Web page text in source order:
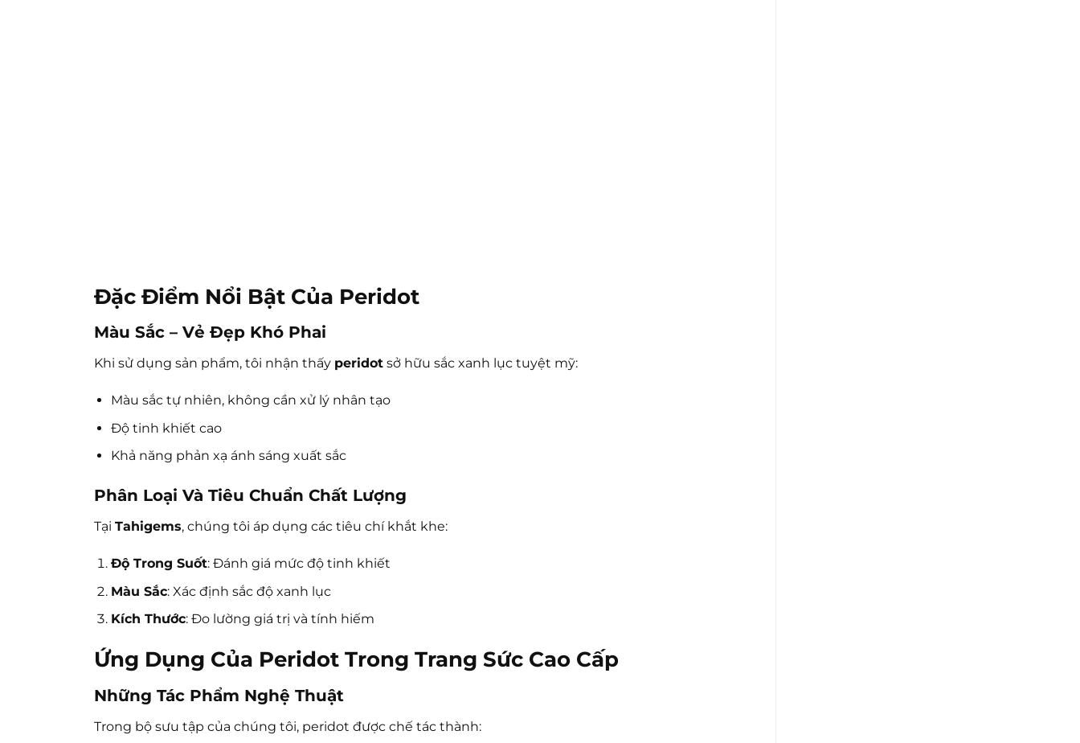
Đặc Điểm Nổi Bật Của Peridot
Màu Sắc – Vẻ Đẹp Khó Phai
Khi sử dụng sản phẩm, tôi nhận thấy peridot sở hữu sắc xanh lục tuyệt mỹ:
Màu sắc tự nhiên, không cần xử lý nhân tạo
Độ tinh khiết cao
Khả năng phản xạ ánh sáng xuất sắc
Phân Loại Và Tiêu Chuẩn Chất Lượng
Tại Tahigems, chúng tôi áp dụng các tiêu chí khắt khe:
Độ Trong Suốt: Đánh giá mức độ tinh khiết
Màu Sắc: Xác định sắc độ xanh lục
Kích Thước: Đo lường giá trị và tính hiếm
Ứng Dụng Của Peridot Trong Trang Sức Cao Cấp
Những Tác Phẩm Nghệ Thuật
Trong bộ sưu tập của chúng tôi, peridot được chế tác thành: